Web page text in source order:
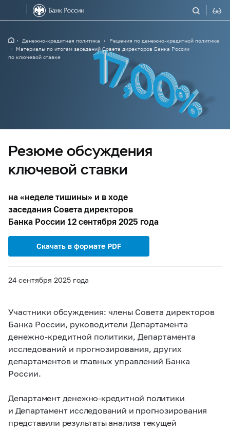
Денежно-кредитная политика
Решения по денежно-кредитной политике
Материалы по итогам заседаний Совета директоров Банка России
по ключевой ставке
Резюме обсуждения
ключевой ставки
на «неделе тишины» и в ходе
заседания Совета директоров
Банка России 12 сентября 2025 года
Скачать в формате PDF
24 сентября 2025 года
Участники обсуждения: члены Совета директоров
Банка России, руководители Департамента
денежно-кредитной политики, Департамента
исследований и прогнозирования, других
департаментов и главных управлений Банка
России.
Департамент денежно-кредитной политики
и Департамент исследований и прогнозирования
представили результаты анализа текущей